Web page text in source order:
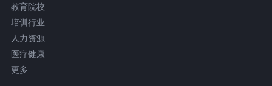
教育院校
培训行业
人力资源
医疗健康
更多